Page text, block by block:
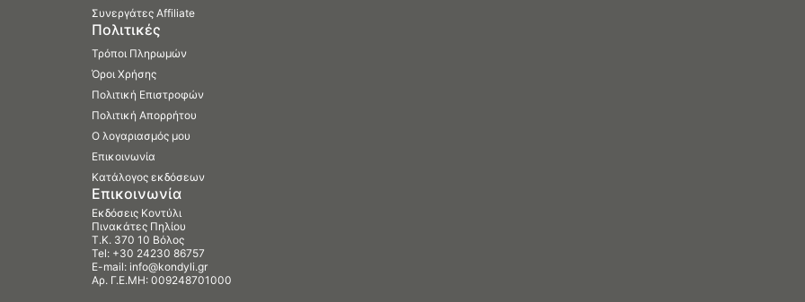
Συνεργάτες Affiliate
Πολιτικές
Τρόποι Πληρωμών
Όροι Χρήσης
Πολιτική Επιστροφών
Πολιτική Απορρήτου
Ο λογαριασμός μου
Επικοινωνία
Κατάλογος εκδόσεων
Επικοινωνία
Εκδόσεις Κοντύλι
Πινακάτες Πηλίου
Τ.Κ. 370 10 Βόλος
Tel: +30 24230 86757
E-mail: info@kondyli.gr
Αρ. Γ.Ε.ΜΗ: 009248701000